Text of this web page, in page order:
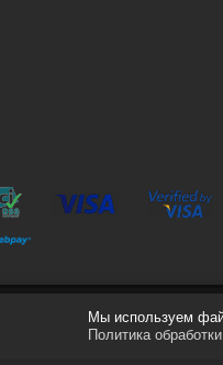
Мы используем
Политика